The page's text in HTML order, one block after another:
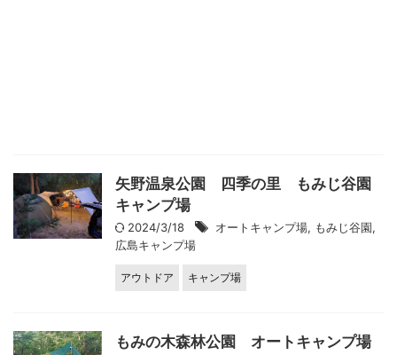
矢野温泉公園 四季の里 もみじ谷園
キャンプ場
2024/3/18 オートキャンプ場, もみじ谷園,
広島キャンプ場
アウトドア キャンプ場
もみの木森林公園 オートキャンプ場